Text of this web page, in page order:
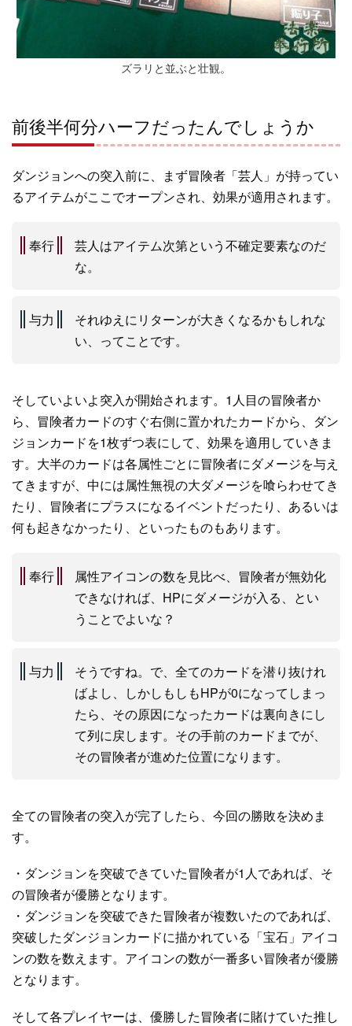
ズラリと並ぶと壮観。
前後半何分ハーフだったんでしょうか
ダンジョンへの突入前に、まず冒険者「芸人」が持ってい
るアイテムがここでオープンされ、効果が適用されます。
奉行
芸人はアイテム次第という不確定要素なのだ
な。
与力
それゆえにリターンが大きくなるかもしれな
い、ってことです。
そしていよいよ突入が開始されます。1人目の冒険者か
ら、冒険者カードのすぐ右側に置かれたカードから、ダン
ジョンカードを1枚ずつ表にして、効果を適用していきま
す。大半のカードは各属性ごとに冒険者にダメージを与え
てきますが、中には属性無視の大ダメージを喰らわせてき
たり、冒険者にプラスになるイベントだったり、あるいは
何も起きなかったり、といったものもあります。
奉行
属性アイコンの数を見比べ、冒険者が無効化
できなければ、HPにダメージが入る、とい
うことでよいな？
与力
そうですね。で、全てのカードを潜り抜けれ
ばよし、しかしもしもHPが0になってしまっ
たら、その原因になったカードは裏向きにし
て列に戻します。その手前のカードまでが、
その冒険者が進めた位置になります。
全ての冒険者の突入が完了したら、今回の勝敗を決めま
す。
・ダンジョンを突破できていた冒険者が1人であれば、そ
の冒険者が優勝となります。
・ダンジョンを突破できた冒険者が複数いたのであれば、
突破したダンジョンカードに描かれている「宝石」アイコ
ンの数を数えます。アイコンの数が一番多い冒険者が優勝
となります。
そして各プレイヤーは、優勝した冒険者に賭けていた推し